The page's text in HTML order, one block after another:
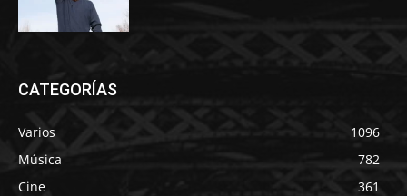
CATEGORÍAS
Varios
1096
Música
782
Cine
361